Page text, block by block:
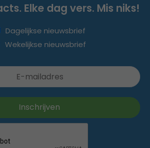
Elke dag vers. Mis niks!
Dagelijkse nieuwsbrief
Wekelijkse nieuwsbrief